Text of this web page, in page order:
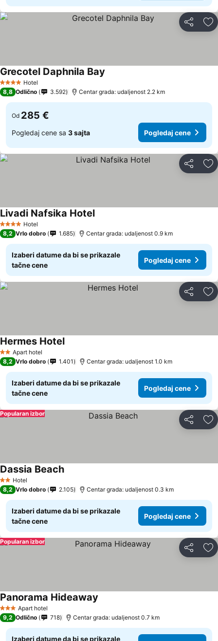
Deli
4 ZvezdiceHotel
Grecotel Daphnila Bay
8,8 Odlično 3.592 Centar grada: udaljenost 2.2 km
Od 285 €
Pogledaj cene sa 3 sajta Pogledaj cene
Deli
4 ZvezdiceHotel
Livadi Nafsika HotelPogledaj cene
8,2 Vrlo dobro 1.685 Centar grada: udaljenost 0.9 km
Izaberi datume da bi se prikazale
tačne cene
Pogledaj cene
Deli
2 Zvezdice
Apart hotel
Hermes HotelPogledaj cene
8,2 Vrlo dobro 1.401 Centar grada: udaljenost 1.0 km
Izaberi datume da bi se prikazale
tačne cene
Pogledaj cene
Deli
Popularan izbor
2 Zvezdice
Hotel
Dassia BeachPogledaj cene
8,2 Vrlo dobro 2.105 Centar grada: udaljenost 0.3 km
Izaberi datume da bi se prikazale
tačne cene
Pogledaj cene
Deli
Popularan izbor
3 ZvezdiceApart hotel
Panorama Hideaway
9,2 Odlično 718 Centar grada: udaljenost 0.7 km
Izaberi datume da bi se prikazale